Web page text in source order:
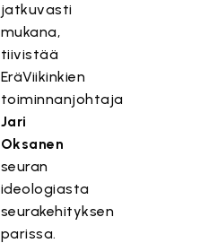
jatkuvasti
mukana,
tiivistää
EräViikinkien
toiminnanjohtaja
Jari
Oksanen
seuran
ideologiasta
seurakehityksen
parissa.